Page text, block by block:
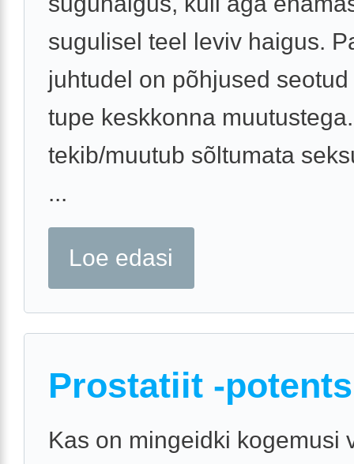
sugulisel teel leviv haigus.
juhtudel on põhjused
tupe keskkonna
tekib/muutub sõltumata
...
Loe edasi
Prostatiit -potents
Kas on mingeidki kogemusi